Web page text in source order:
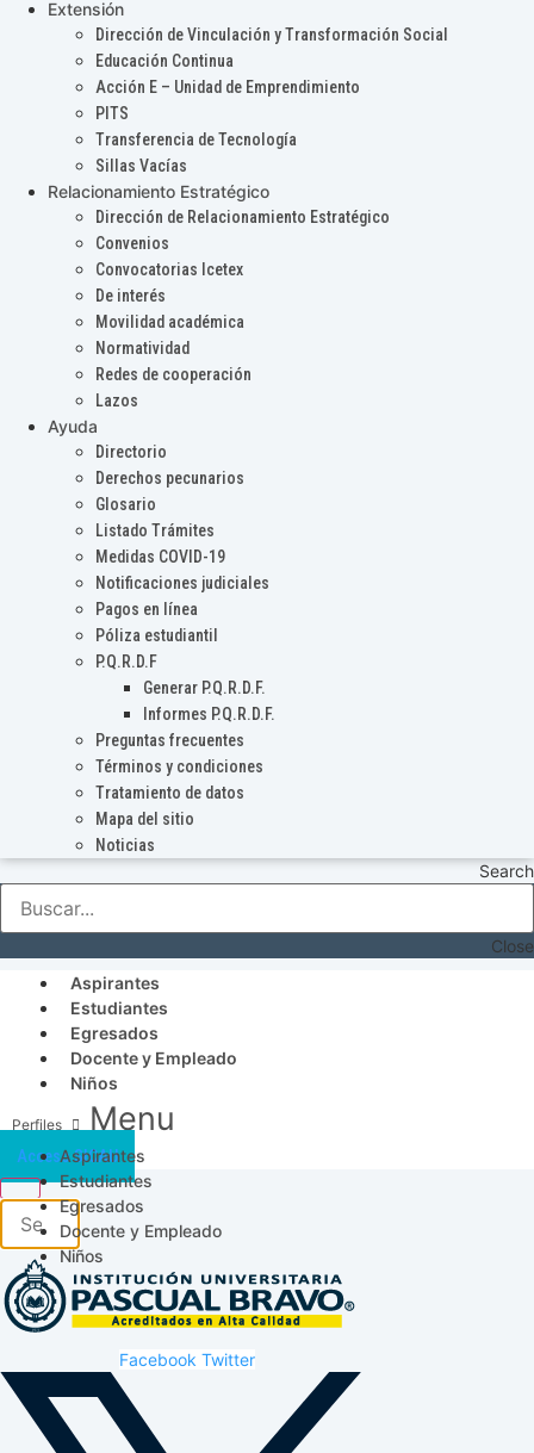
Extensión
Dirección de Vinculación y Transformación Social
Educación Continua
Acción E – Unidad de Emprendimiento
PITS
Transferencia de Tecnología
Sillas Vacías
Relacionamiento Estratégico
Dirección de Relacionamiento Estratégico
Convenios
Convocatorias Icetex
De interés
Movilidad académica
Normatividad
Redes de cooperación
Lazos
Ayuda
Directorio
Derechos pecunarios
Glosario
Listado Trámites
Medidas COVID-19
Notificaciones judiciales
Pagos en línea
Póliza estudiantil
P.Q.R.D.F
Generar P.Q.R.D.F.
Informes P.Q.R.D.F.
Preguntas frecuentes
Términos y condiciones
Tratamiento de datos
Mapa del sitio
Noticias
Search
Close
Aspirantes
Estudiantes
Egresados
Docente y Empleado
Niños
Menu
Aspirantes
Estudiantes
Egresados
Docente y Empleado
Niños
Acceso SICAU
Facebook Twitter